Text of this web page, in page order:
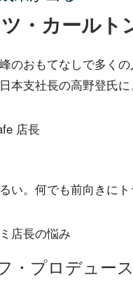
・カール
のおもてなしで多く
本支社長の高野登氏
店長
い。何でも前向きに
店長の悩み
・プロデュー